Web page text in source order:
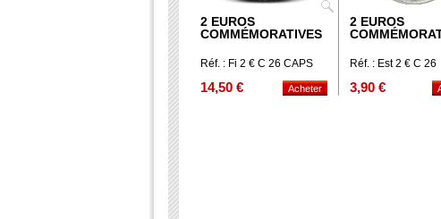
2 EUROS
COMMÉMORATIVES
Réf. : Fi 2 € C 26 CAPS
14,50 €
2 EUROS
Réf. : Est 2 € C 26
3,90 €